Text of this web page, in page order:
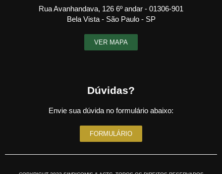
Rua Avanhandava, 126 6º andar - 01306-901
Bela Vista - São Paulo - SP
VER MAPA
Dúvidas?
Envie sua dúvida no formulário abaixo:
FORMULÁRIO